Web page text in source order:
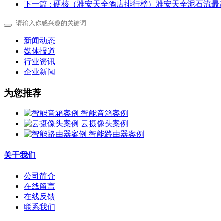
下一篇 : 硬核（雅安天全酒店排行榜）雅安天全泥石流最
新闻动态
媒体报道
行业资讯
企业新闻
为您推荐
智能音箱案例
云摄像头案例
智能路由器案例
关于我们
公司简介
在线留言
在线反馈
联系我们